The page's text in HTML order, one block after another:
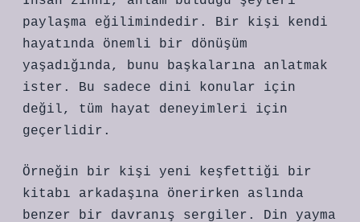
paylaşma eğilimindedir. Bir kişi kendi
hayatında önemli bir dönüşüm
yaşadığında, bunu başkalarına anlatmak
ister. Bu sadece dini konular için
değil, tüm hayat deneyimleri için
geçerlidir.
Örneğin bir kişi yeni keşfettiği bir
kitabı arkadaşına önerirken aslında
benzer bir davranış sergiler. Din yayma